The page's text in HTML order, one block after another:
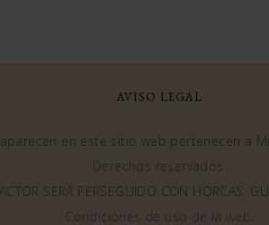
AVISO LEGAL
en este sitio web pertenecen a
Derechos reservados.
SERÁ PERSEGUIDO CON HORCAS,
Condiciones de uso de la web.